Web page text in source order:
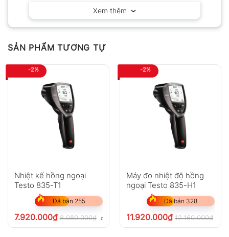
Xem thêm
SẢN PHẨM TƯƠNG TỰ
-2%
Nhiệt kế hồng ngoại
Testo 835-T1
Đã bán 255
7.920.000₫ 8.080.000₫ chưa VAT 8%
-2%
Máy đo nhiệt độ hồng
ngoại Testo 835-H1
Đã bán 328
11.920.000₫ 12.160.000₫